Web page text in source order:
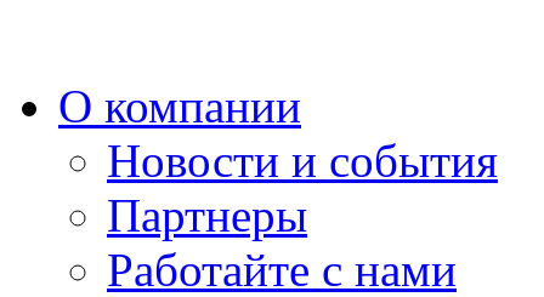
О компании
Новости и события
Партнеры
Работайте с нами